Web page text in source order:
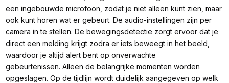
een ingebouwde microfoon, zodat je niet alleen kunt zien, maar
ook kunt horen wat er gebeurt. De audio-instellingen zijn per
camera in te stellen. De bewegingsdetectie zorgt ervoor dat je
direct een melding krijgt zodra er iets beweegt in het beeld,
waardoor je altijd alert bent op onverwachte
gebeurtenissen. Alleen de belangrijke momenten worden
opgeslagen. Op de tijdlijn wordt duidelijk aangegeven op welk